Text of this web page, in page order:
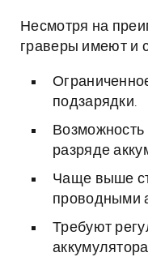
Несмотря на
граверы имеют и
подзарядки.
разряде
Чаще выше
проводными
Требуют